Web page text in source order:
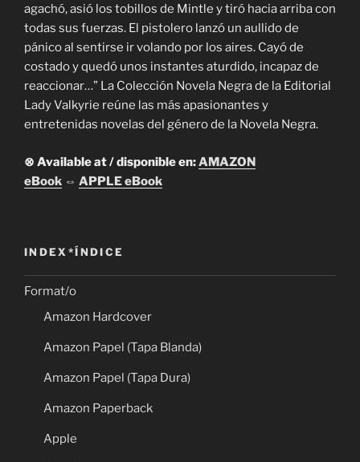
agachó, asió los tobillos de Mintle y tiró hacia arriba con
todas sus fuerzas. El pistolero lanzó un aullido de
pánico al sentirse ir volando por los aires. Cayó de
costado y quedó unos instantes aturdido, incapaz de
reaccionar…” La Colección Novela Negra de la Editorial
Lady Valkyrie reúne las más apasionantes y
entretenidas novelas del género de la Novela Negra.
⊗ Available at / disponible en:AMAZON
eBook ⇔ APPLE eBook
INDEX*ÍNDICE
Format/o
Amazon Hardcover
Amazon Papel (Tapa Blanda)
Amazon Papel (Tapa Dura)
Amazon Paperback
Apple